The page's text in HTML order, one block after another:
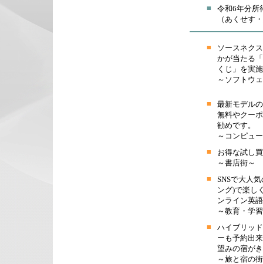
■
令和6年分所
（あくせす
■
ソースネク
かが当たる
くじ」を実
～ソフトウ
■
最新モデル
無料やクー
勧めです。
～コンピュ
■
お得な試し
～書店街～
■
SNSで大人
ング)で楽し
ンライン英
～教育・学
■
ハイブリッ
ーも予約出
望みの宿が
～旅と宿の